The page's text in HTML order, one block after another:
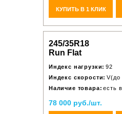
КУПИТЬ В 1 КЛИК
245/35R18
Run Flat
Индекс нагрузки: 92
Индекс скорости: V(до
Наличие товара: есть
78 000 руб./шт.